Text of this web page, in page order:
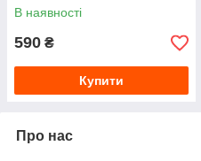
В наявності
590 ₴
Купити
Про нас